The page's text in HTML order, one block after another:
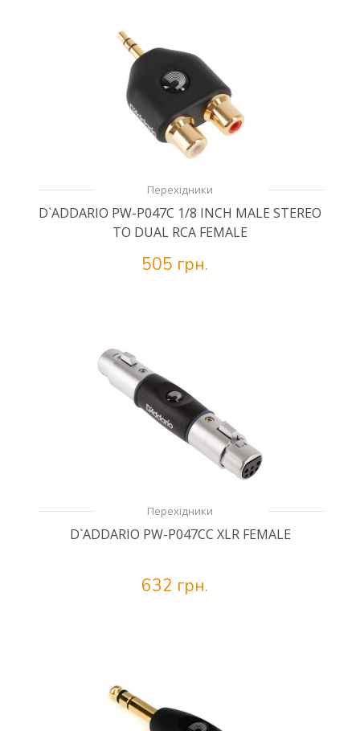
Перехідники
D`ADDARIO PW-P047C 1/8 INCH MALE STEREO
TO DUAL RCA FEMALE
505 грн.
Перехідники
D`ADDARIO PW-P047CC XLR FEMALE
632 грн.